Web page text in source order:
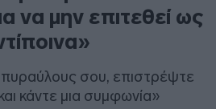
να μην επιτεθεί ως
πυραύλους σου, επιστρέψτε
κάντε μια συμφωνία»